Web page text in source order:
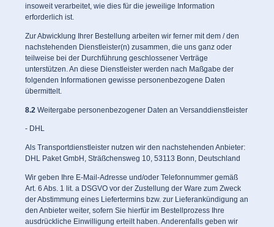
insoweit verarbeitet, wie dies für die jeweilige Information
erforderlich ist.
Zur Abwicklung Ihrer Bestellung arbeiten wir ferner mit dem / den
nachstehenden Dienstleister(n) zusammen, die uns ganz oder
teilweise bei der Durchführung geschlossener Verträge
unterstützen. An diese Dienstleister werden nach Maßgabe der
folgenden Informationen gewisse personenbezogene Daten
übermittelt.
8.2 Weitergabe personenbezogener Daten an Versanddienstleister
- DHL
Als Transportdienstleister nutzen wir den nachstehenden Anbieter:
DHL Paket GmbH, Sträßchensweg 10, 53113 Bonn, Deutschland
Wir geben Ihre E-Mail-Adresse und/oder Telefonnummer gemäß
Art. 6 Abs. 1 lit. a DSGVO vor der Zustellung der Ware zum Zweck
der Abstimmung eines Liefertermins bzw. zur Lieferankündigung an
den Anbieter weiter, sofern Sie hierfür im Bestellprozess Ihre
ausdrückliche Einwilligung erteilt haben. Anderenfalls geben wir